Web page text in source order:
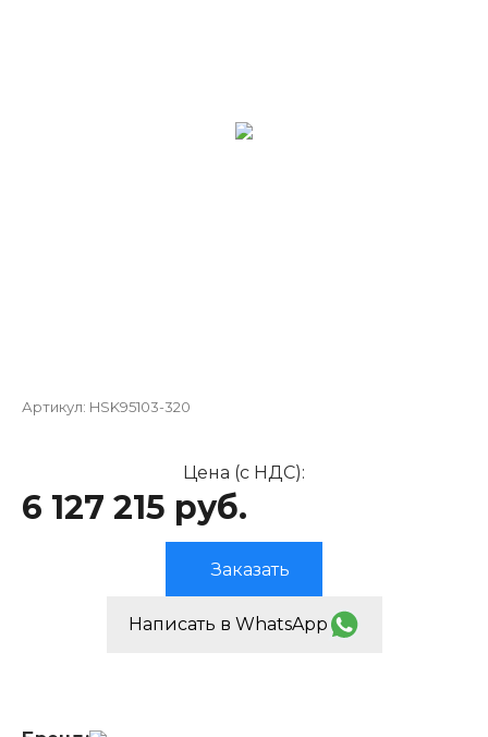
Артикул: HSK95103-320
Цена (с НДС):
6 127 215 руб.
Заказать
Написать в WhatsApp